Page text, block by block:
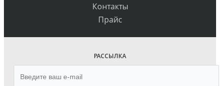
Контакты
Прайс
РАССЫЛКА